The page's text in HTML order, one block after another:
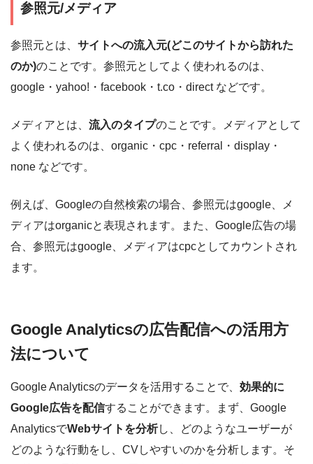
参照元/メディア
参照元とは、 サイトへの流入元(どこのサイトから訪れた
のか)のことです。参照元としてよく使われるのは、
google・yahoo!・facebook・t.co・direct などです。
メディアとは、 流入のタイプのことです。メディアとして
よく使われるのは、organic・cpc・referral・display・
none などです。
例えば、Googleの自然検索の場合、参照元はgoogle、メ
ディアはorganicと表現されます。また、Google広告の場
合、参照元はgoogle、メディアはcpcとしてカウントされ
ます。
Google Analyticsの広告配信への活用方
法について
Google Analyticsのデータを活用することで、 効果的に
Google広告を配信することができます。まず、Google
AnalyticsでWebサイトを分析し、どのようなユーザーが
どのような行動をし、CVしやすいのかを分析します。そ